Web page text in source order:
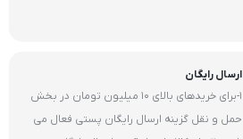
ارسال رایگان
1-برای خریدهای بالای 10 میلیون تومان در بخش
حمل و نقل گزینه ارسال رایگان پستی فعال می